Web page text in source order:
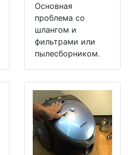
Основная
проблема со
шлангом и
фильтрами или
пылесборником.